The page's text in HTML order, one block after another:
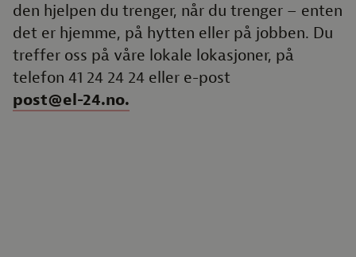
den hjelpen du trenger, når du trenger – enten
det er hjemme, på hytten eller på jobben. Du
treffer oss på våre lokale lokasjoner, på
telefon 41 24 24 24 eller e-post
post@el-24.no.